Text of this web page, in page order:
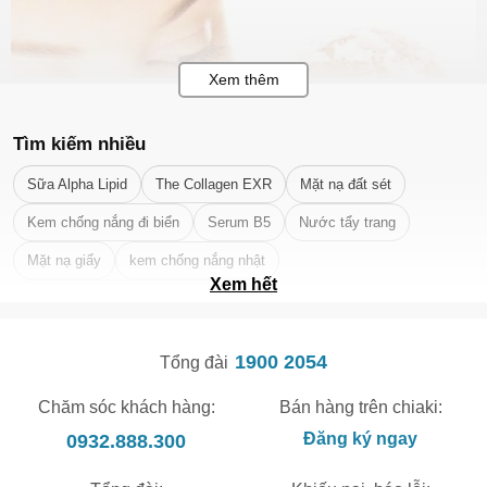
Tìm kiếm nhiều
Sữa Alpha Lipid The Collagen EXR Mặt nạ đất sét
Kem chống nắng đi biển Serum B5 Nước tẩy trang
Mặt nạ giấy kem chống nắng nhật
Xem hết
Tổng đài 1900 2054
Chăm sóc khách hàng:
0932.888.300
Bán hàng trên chiaki:
Đăng ký ngay